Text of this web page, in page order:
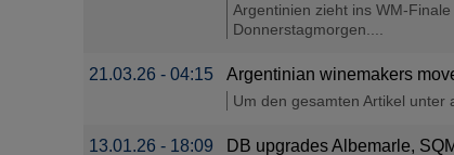
Argentinien zieht ins WM-
Donnerstagmorgen....
21.03.26 - 04:15 Argentinian winemakers
Um den gesamten Artikel unter
13.01.26 - 18:09 DB upgrades Albemarle,